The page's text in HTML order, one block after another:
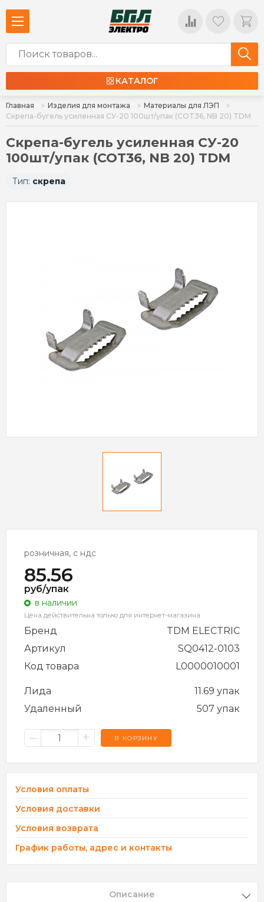
КАТАЛОГ
Главная Изделия для монтажа
Материалы для ЛЭП
Скрепа-бугель усиленная СУ-20 100шт/упак (COT36, NB 20) TDM
Скрепа-бугель усиленная СУ-20
100шт/упак (COT36, NB 20) TDM
Тип: скрепа
розничная, с ндс
85.56
руб/упак
в наличии
Цена действительна только для интернет-магазина
Бренд
TDM ELECTRIC
Артикул
SQ0412-0103
Код товара
L0000010001
Лида
11.69 упак
Удаленный
507 упак
– + В КОРЗИНУ
Условия оплаты
Условия доставки
Условия возврата
График работы, адрес и контакты
Описание